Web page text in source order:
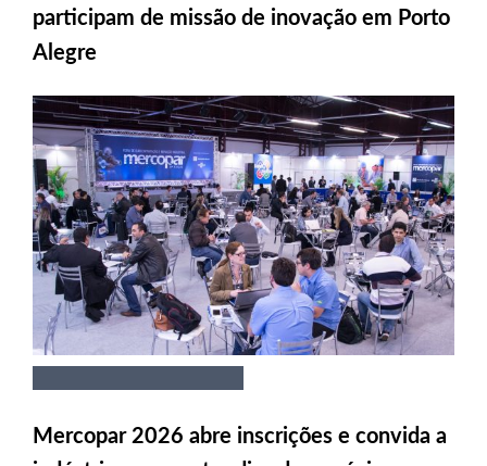
participam de missão de inovação em Porto
Alegre
Mercopar 2026 abre inscrições e convida a